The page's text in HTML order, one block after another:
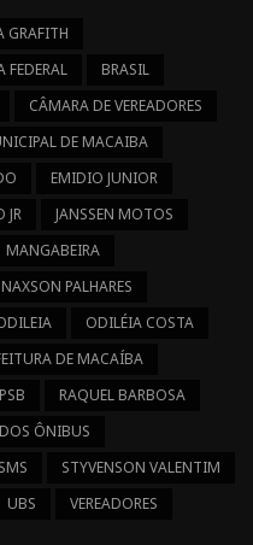
GRAFITH
FEDERAL
BRASIL
CÂMARA DE VEREADORES
DE MACAIBA
EMIDIO JUNIOR
JR
JANSSEN MOTOS
MANGABEIRA
NAXSON PALHARES
ODILÉIA COSTA
DE MACAÍBA
PSB
RAQUEL BARBOSA
ÔNIBUS
SMS
STYVENSON VALENTIM
UBS
VEREADORES